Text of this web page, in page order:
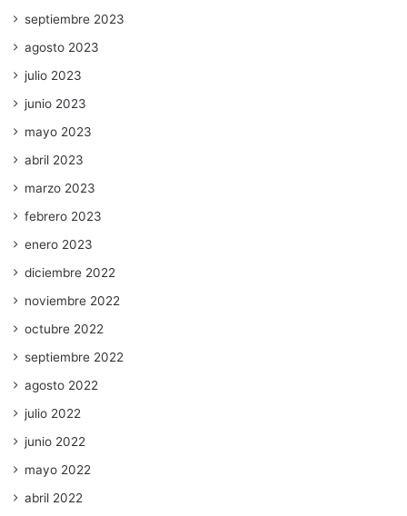
septiembre 2023
agosto 2023
julio 2023
junio 2023
mayo 2023
abril 2023
marzo 2023
febrero 2023
enero 2023
diciembre 2022
noviembre 2022
octubre 2022
septiembre 2022
agosto 2022
julio 2022
junio 2022
mayo 2022
abril 2022